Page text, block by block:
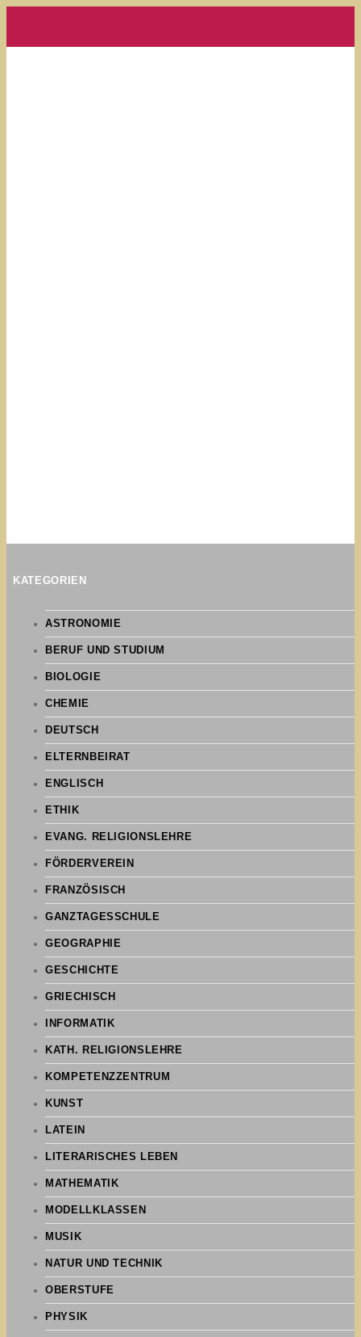
KATEGORIEN
ASTRONOMIE
BERUF UND STUDIUM
BIOLOGIE
CHEMIE
DEUTSCH
ELTERNBEIRAT
ENGLISCH
ETHIK
EVANG. RELIGIONSLEHRE
FÖRDERVEREIN
FRANZÖSISCH
GANZTAGESSCHULE
GEOGRAPHIE
GESCHICHTE
GRIECHISCH
INFORMATIK
KATH. RELIGIONSLEHRE
KOMPETENZZENTRUM
KUNST
LATEIN
LITERARISCHES LEBEN
MATHEMATIK
MODELLKLASSEN
MUSIK
NATUR UND TECHNIK
OBERSTUFE
PHYSIK